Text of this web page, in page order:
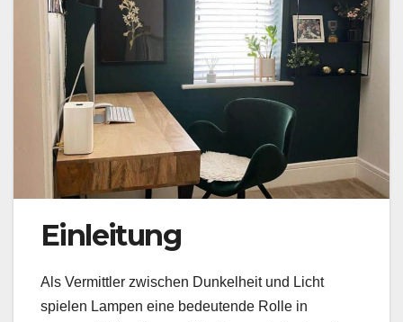
Einleitung
Als Vermittler zwischen Dunkelheit und Licht
spielen Lampen eine bedeutende Rolle in